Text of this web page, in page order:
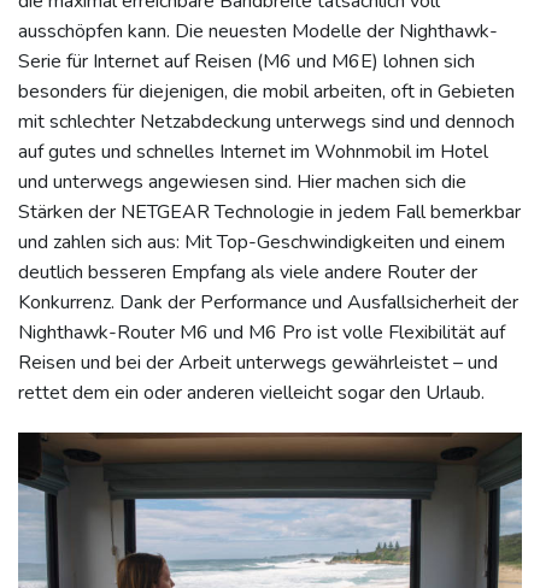
ausschöpfen kann. Die neuesten Modelle der Nighthawk-
Serie für Internet auf Reisen (M6 und M6E) lohnen sich
besonders für diejenigen, die mobil arbeiten, oft in Gebieten
mit schlechter Netzabdeckung unterwegs sind und dennoch
auf gutes und schnelles Internet im Wohnmobil im Hotel
und unterwegs angewiesen sind. Hier machen sich die
Stärken der NETGEAR Technologie in jedem Fall bemerkbar
und zahlen sich aus: Mit Top-Geschwindigkeiten und einem
deutlich besseren Empfang als viele andere Router der
Konkurrenz. Dank der Performance und Ausfallsicherheit der
Nighthawk-Router M6 und M6 Pro ist volle Flexibilität auf
Reisen und bei der Arbeit unterwegs gewährleistet – und
rettet dem ein oder anderen vielleicht sogar den Urlaub.